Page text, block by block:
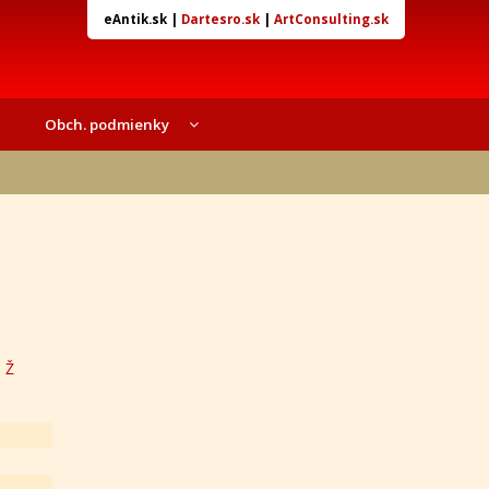
eAntik.sk| Dartesro.sk| ArtConsulting.sk
Obch. podmienky
Ž